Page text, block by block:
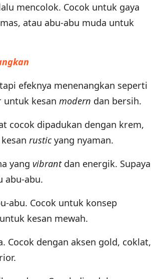
mencolok. Cocok untuk gaya
atau abu-abu muda untuk
efeknya menenangkan seperti
untuk kesan modern dan bersih.
cocok dipadukan dengan krem,
rusticyang nyaman.
yang vibrantdan energik. Supaya
abu-abu.
abu. Cocok untuk konsep
kesan mewah.
Cocok dengan aksen gold, coklat,